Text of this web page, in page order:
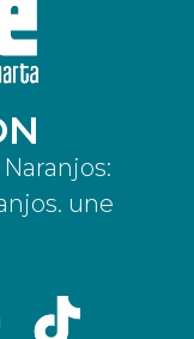
une